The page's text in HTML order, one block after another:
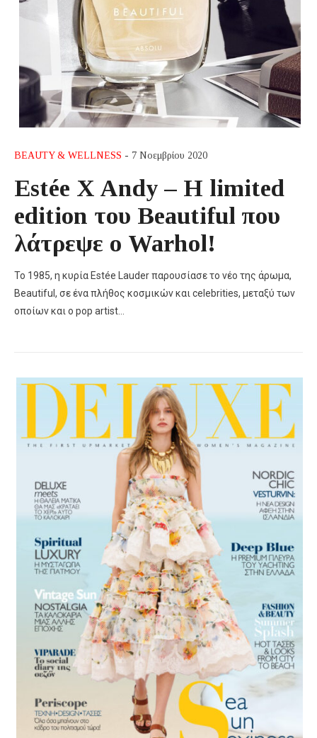
BEAUTY & WELLNESS - 7 Νοεμβρίου 2020
Estée X Andy – Η limited
edition του Beautiful που
λάτρεψε ο Warhol!
Το 1985, η κυρία Estée Lauder παρουσίασε το νέο της άρωμα,
Beautiful, σε ένα πλήθος κοσμικών και celebrities, μεταξύ των
οποίων και ο pop artist…